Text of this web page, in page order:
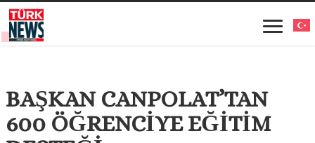
BAŞKAN CANPOLAT’TAN
600 ÖĞRENCİYE EĞİTİM